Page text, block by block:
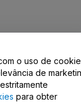
o uso de
de
para obter